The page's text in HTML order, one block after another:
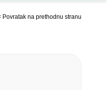
Povratak na prethodnu stranu